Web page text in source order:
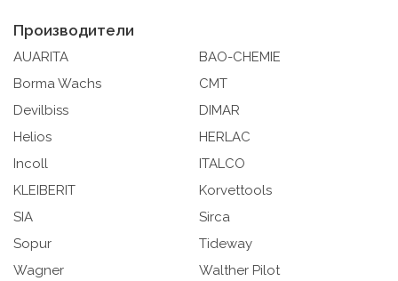
Производители
AUARITA
BAO-CHEMIE
Borma Wachs
CMT
Devilbiss
DIMAR
Helios
HERLAC
Incoll
ITALCO
KLEIBERIT
Korvettools
SIA
Sirca
Sopur
Tideway
Wagner
Walther Pilot
в систему, или для оставления отзыва либо
комментария. Данные файлы cookie используются в
полноценного использования его функционала
пользователем, не могут быть отключены в системах.
Вместе с тем, пользователь может настроить браузер,
уведомлял пользователя об их использовании — но в
таком случае некоторые разделы сайта могут не
9.2. Функциональные файлы cookie, например,
определяющие имя пользователя. Данные файлы
cookie используются для обеспечения работы